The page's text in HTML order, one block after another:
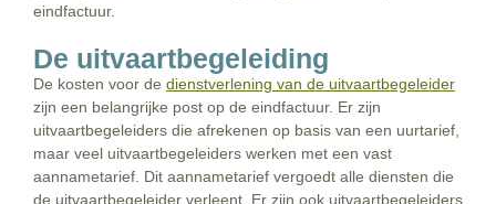
eindfactuur.
De uitvaartbegeleiding
De kosten voor de dienstverlening van de uitvaartbegeleider
zijn een belangrijke post op de eindfactuur. Er zijn
uitvaartbegeleiders die afrekenen op basis van een uurtarief,
maar veel uitvaartbegeleiders werken met een vast
aannametarief. Dit aannametarief vergoedt alle diensten die
de uitvaartbegeleider verleent. Er zijn ook uitvaartbegeleiders